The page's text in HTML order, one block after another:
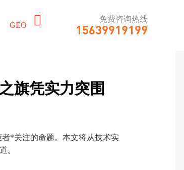
GEO
免费咨询热线
15639919199
旗凭实力突围
*关注的命题。本文将从技术实
。